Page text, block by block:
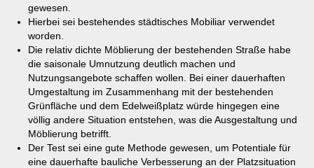
gewesen.
Hierbei sei bestehendes städtisches Mobiliar verwendet
worden.
Die relativ dichte Möblierung der bestehenden Straße habe
die saisonale Umnutzung deutlich machen und
Nutzungsangebote schaffen wollen. Bei einer dauerhaften
Umgestaltung im Zusammenhang mit der bestehenden
Grünfläche und dem Edelweißplatz würde hingegen eine
völlig andere Situation entstehen, was die Ausgestaltung und
Möblierung betrifft.
Der Test sei eine gute Methode gewesen, um Potentiale für
eine dauerhafte bauliche Verbesserung an der Platzsituation